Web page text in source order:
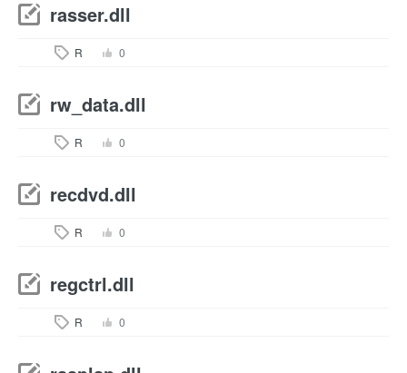
rasser.dll
R 0
rw_data.dll
R 0
recdvd.dll
R 0
regctrl.dll
R 0